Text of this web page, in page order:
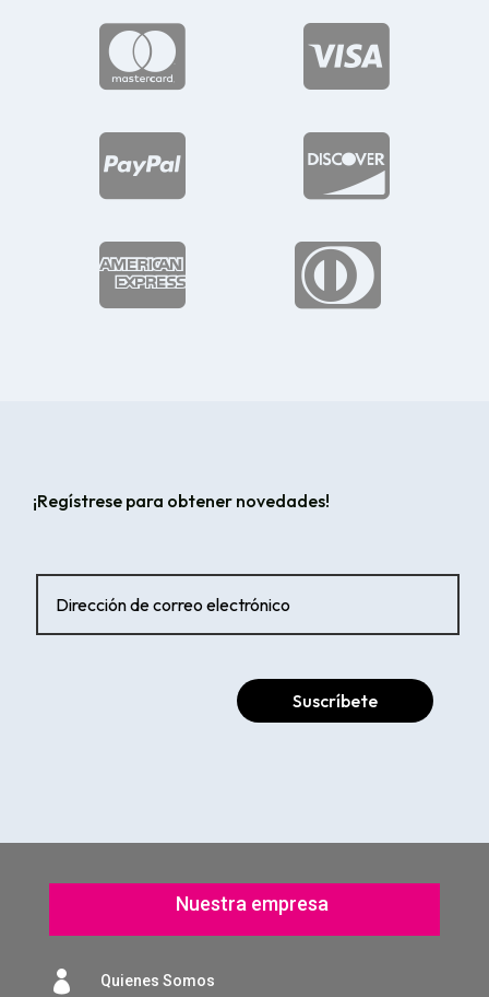






¡Regístrese para obtener novedades!
Suscríbete
Nuestra empresa
 Quienes Somos